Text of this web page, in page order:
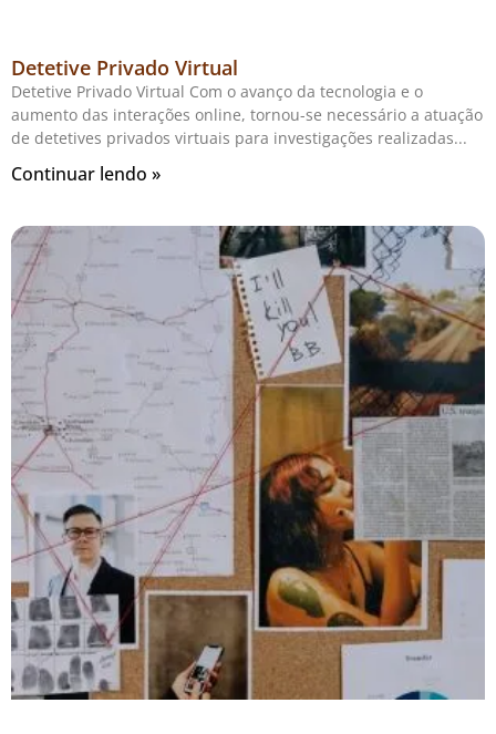
Detetive Privado Virtual
Detetive Privado Virtual Com o avanço da tecnologia e o
aumento das interações online, tornou-se necessário a atuação
de detetives privados virtuais para investigações realizadas
Continuar lendo »